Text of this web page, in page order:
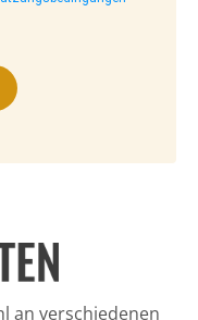
an verschiedenen